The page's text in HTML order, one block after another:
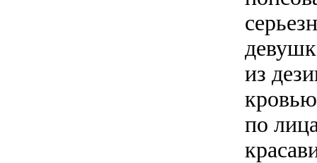
из
по